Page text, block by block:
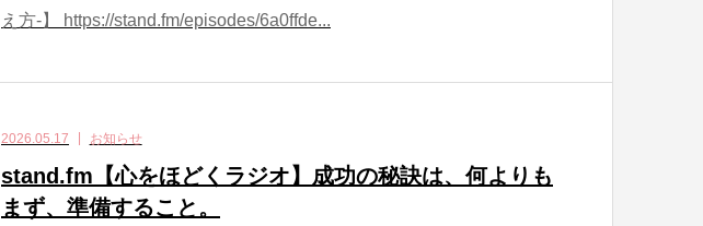
え方-】 https://stand.fm/episodes/6a0ffde...
2026.05.17 お知らせ
stand.fm【心をほどくラジオ】成功の秘訣は、何よりも
まず、準備すること。